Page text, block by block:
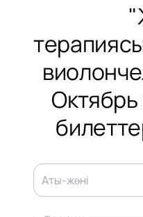
Октябрь
Аты-жөні